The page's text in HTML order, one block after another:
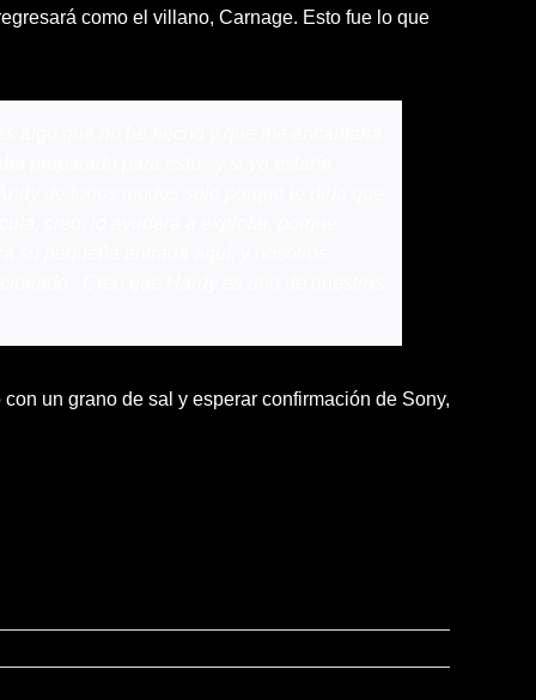
como el villano, Carnage. Esto fue lo que
un grano de sal y esperar confirmación de Sony,